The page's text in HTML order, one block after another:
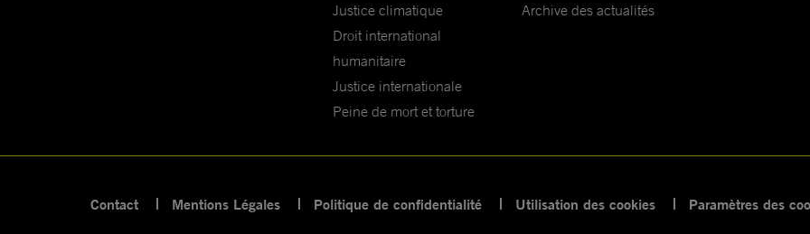
Justice climatique
Droit international
humanitaire
Justice internationale
Peine de mort et torture
Archive des actualités
Contact Mentions Légales Politique de confidentialité Utilisation des cookies Paramètres des